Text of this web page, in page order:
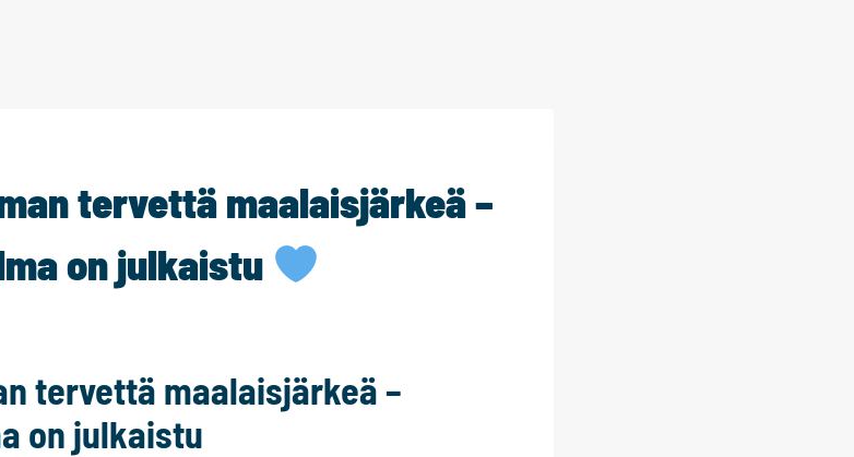
tervettä maalaisjärkeä –
on julkaistu
tervettä maalaisjärkeä –
on julkaistu